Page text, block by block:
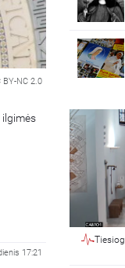
BY-NC 2.0
17:21